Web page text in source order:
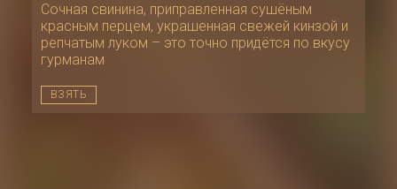
Сочная свинина, приправленная сушёным
красным перцем, украшенная свежей кинзой и
репчатым луком – это точно придётся по вкусу
гурманам
ВЗЯТЬ